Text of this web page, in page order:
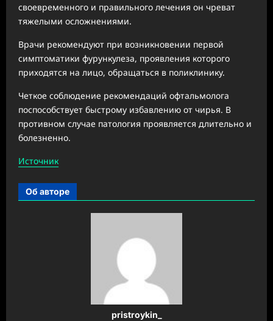
своевременного и правильного лечения он чреват
тяжелыми осложнениями.
Врачи рекомендуют при возникновении первой
симптоматики фурункулеза, проявления которого
приходятся на лицо, обращаться в поликлинику.
Четкое соблюдение рекомендаций офтальмолога
поспособствует быстрому избавлению от чирья. В
противном случае патология проявляется длительно и
болезненно.
Источник
Об авторе
pristroykin_